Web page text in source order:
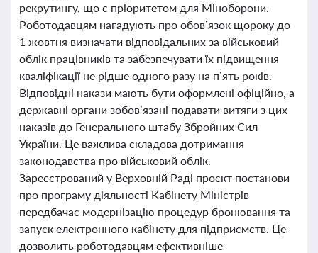
рекрутингу, що є пріоритетом для Міноборони.
Роботодавцям нагадують про обов’язок щороку до
1 жовтня визначати відповідальних за військовий
облік працівників та забезпечувати їх підвищення
кваліфікації не рідше одного разу на п’ять років.
Відповідні накази мають бути оформлені офіційно, а
державні органи зобов’язані подавати витяги з цих
наказів до Генерального штабу Збройних Сил
України. Це важлива складова дотримання
законодавства про військовий облік.
Зареєстрований у Верховній Раді проєкт постанови
про програму діяльності Кабінету Міністрів
передбачає модернізацію процедур бронювання та
запуск електронного кабінету для підприємств. Це
дозволить роботодавцям ефективніше